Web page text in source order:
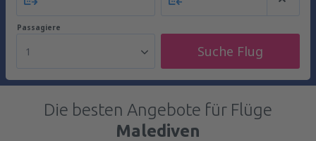
Passagiere
1 Suche Flug
Die besten Angebote für Flüge
Malediven